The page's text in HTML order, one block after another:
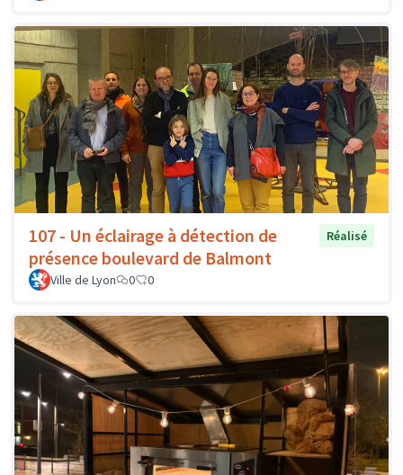
107 - Un éclairage à détection de
présence boulevard de Balmont
Réalisé
Ville de Lyon 0 0